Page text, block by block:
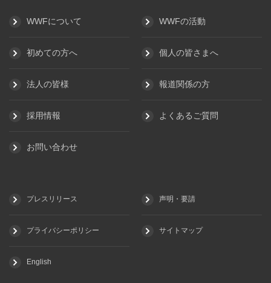
WWFについて WWFの活動
初めての方へ 個人の皆さまへ
法人の皆様 報道関係の方
採用情報 よくあるご質問
お問い合わせ
プレスリリース 声明・要請
プライバシーポリシー サイトマップ
English